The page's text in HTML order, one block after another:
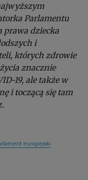
Parlamentu
prawa dziecka
i
których zdrowie
znacznie
19, ale także w
i toczącą się tam
europejski